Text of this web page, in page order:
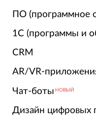
ПО (программное
1С (программы и
CRM
AR/VR-
Чат-боты НОВЫЙ
Дизайн цифровых